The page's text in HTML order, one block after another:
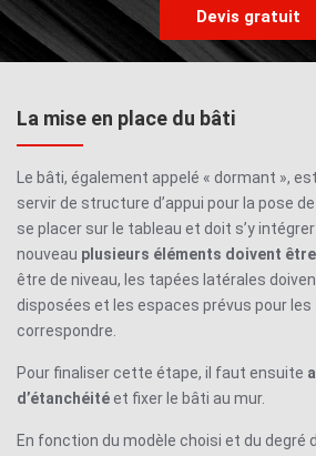
Devis gratuit
La mise en place du bâti
Le bâti, également appelé « dormant »,
servir de structure d’appui pour la pose
se placer sur le tableau et doit s’y
nouveau plusieurs éléments doivent
être de niveau, les tapées latérales
disposées et les espaces prévus pour
correspondre.
Pour finaliser cette étape, il faut ensuite
d’étanchéitéet fixer le bâti au mur.
En fonction du modèle choisi et du degré